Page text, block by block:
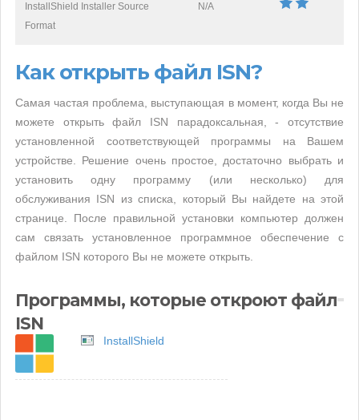
InstallShield Installer Source
Format
N/A
Как открыть файл ISN?
Самая частая проблема, выступающая в момент, когда Вы не
можете открыть файл ISN парадоксальная, - отсутствие
установленной соответствующей программы на Вашем
устройстве. Решение очень простое, достаточно выбрать и
установить одну программу (или несколько) для
обслуживания ISN из списка, который Вы найдете на этой
странице. После правильной установки компьютер должен
сам связать установленное программное обеспечение с
файлом ISN которого Вы не можете открыть.
Программы, которые откроют файл
ISN
InstallShield